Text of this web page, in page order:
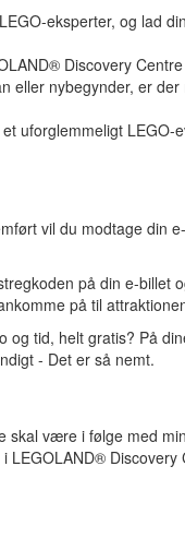
eksperter, og lad
Discovery
eller nybegynder, er
uforglemmeligt LEGO-
vil du modtage din
på din e-billet
på til
tid, helt gratis? På
- Det er så nemt.
være i følge med
LEGOLAND® Discovery